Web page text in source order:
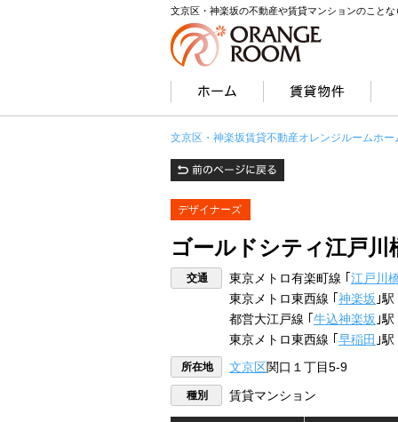
文京区・神楽坂の不動産や賃貸マンションのこと
文京区・神楽坂賃貸不動産オレンジルームホー
デザイナーズ
ゴールドシティ江戸川
交通 東京メトロ有楽町線 ｢ 江戸川
東京メトロ東西線 ｢ 神楽坂 ｣
都営大江戸線 ｢ 牛込神楽坂 ｣
東京メトロ東西線 ｢ 早稲田 ｣
所在地 文京区 関口１丁目5-9
種別 賃貸マンション